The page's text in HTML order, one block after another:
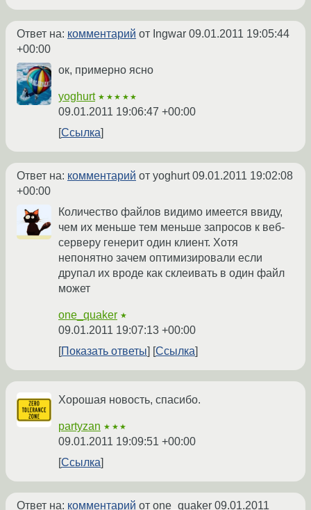
Ответ на: комментарий от Ingwar 09.01.2011 19:05:44
+00:00
ок, примерно ясно
yoghurt ★★★★★
09.01.2011 19:06:47 +00:00
Ссылка
Ответ на: комментарий от yoghurt09.01.2011 19:02:08
+00:00
Количество файлов видимо имеется ввиду,
чем их меньше тем меньше запросов к веб-
серверу генерит один клиент. Хотя
непонятно зачем оптимизировали если
друпал их вроде как склеивать в один файл
может
one_quaker ★
09.01.2011 19:07:13 +00:00
Показать ответы
Ссылка
Хорошая новость, спасибо.
partyzan ★★★
09.01.2011 19:09:51 +00:00
Ссылка
Ответ на: комментарий от one_quaker 09.01.2011